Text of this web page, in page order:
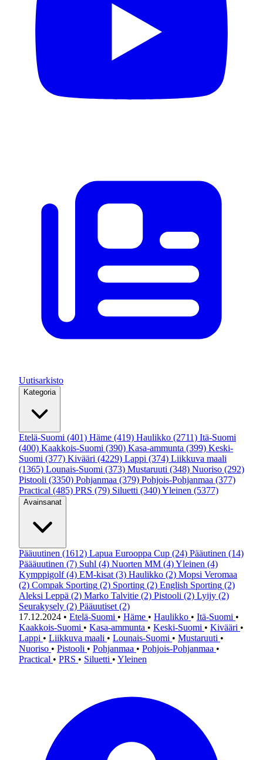
Uutisarkisto
Kategoria
Etelä-Suomi (401) Häme (419) Haulikko (2711) Itä-Suomi
(400) Kaakkois-Suomi (390) Kasa-ammunta (399) Keski-
Suomi (377) Kivääri (4229) Lappi (374) Liikkuva maali
(1365) Lounais-Suomi (373) Mustaruuti (348) Nuoriso (292)
Pistooli (3350) Pohjanmaa (379) Pohjois-Pohjanmaa (377)
Practical (485) PRS (79) Siluetti (340)Yleinen (5377)
Avainsanat
Pääuutinen (1612) Lapua Eurooppa Cup (24) Pääutinen (14)
Päääuutinen (7) Suhl (4) Nuorten MM (4)Yleinen (4)
Kymppigolf (4) EM-kisat (3) Haulikko (2) Mopsi Veromaa
(2) Compak Sporting (2) Sporting (2) English Sporting (2)
Aleksi Leppä (2) Marko Talvitie (2) Pistooli (2) Lyijy (2)
Seurakysely (2) Pääuutiset (2)
17.12.2024 • Etelä-Suomi • Häme • Haulikko • Itä-Suomi •
Kaakkois-Suomi • Kasa-ammunta • Keski-Suomi • Kivääri •
Lappi • Liikkuva maali • Lounais-Suomi • Mustaruuti •
Nuoriso • Pistooli • Pohjanmaa • Pohjois-Pohjanmaa •
Practical • PRS • Siluetti • Yleinen